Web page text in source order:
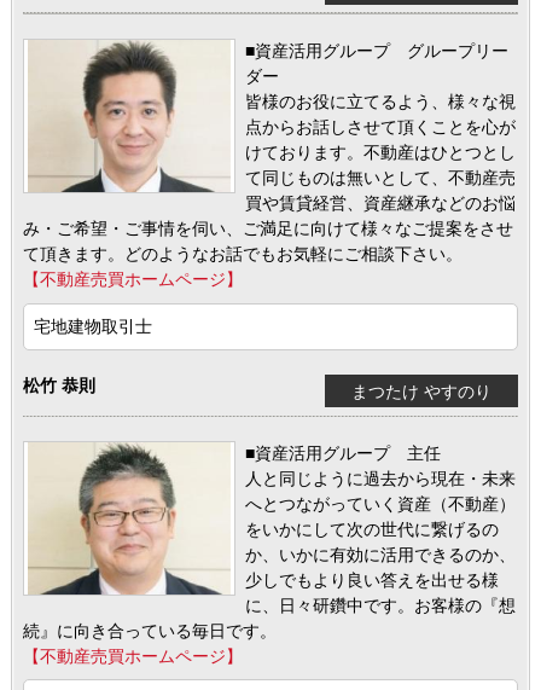
■資産活用グループ グループリー
ダー
皆様のお役に立てるよう、様々な視
点からお話しさせて頂くことを心が
けております。不動産はひとつとし
て同じものは無いとして、不動産売
買や賃貸経営、資産継承などのお悩
み・ご希望・ご事情を伺い、ご満足に向けて様々なご提案をさせ
て頂きます。どのようなお話でもお気軽にご相談下さい。
【不動産売買ホームページ】
宅地建物取引士
まつたけ やすのり
松竹 恭則
■資産活用グループ 主任
人と同じように過去から現在・未来
へとつながっていく資産（不動産）
をいかにして次の世代に繋げるの
か、いかに有効に活用できるのか、
少しでもより良い答えを出せる様
に、日々研鑽中です。お客様の『想
続』に向き合っている毎日です。
【不動産売買ホームページ】